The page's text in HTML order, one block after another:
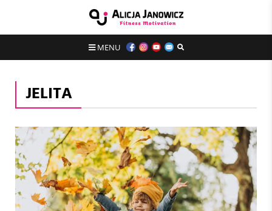
MENU
JELITA